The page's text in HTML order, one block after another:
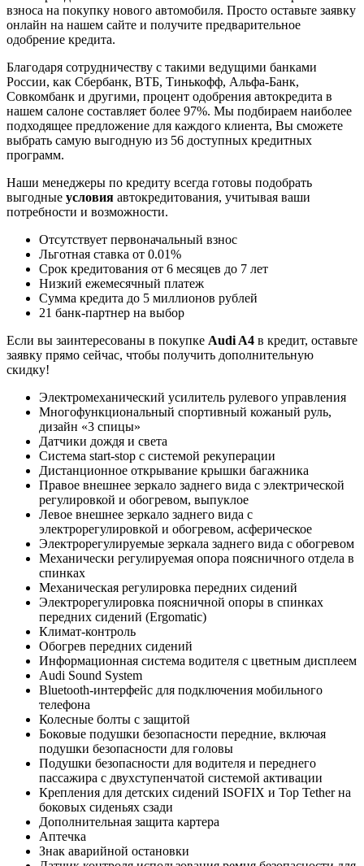
взноса на покупку нового автомобиля. Просто оставьте заявку
онлайн на нашем сайте и получите предварительное
одобрение кредита.
Благодаря сотрудничеству с такими ведущими банками
России, как Сбербанк, ВТБ, Тинькофф, Альфа-Банк,
Совкомбанк и другими, процент одобрения автокредита в
нашем салоне составляет более 97%. Мы подбираем наиболее
подходящее предложение для каждого клиента, Вы сможете
выбрать самую выгодную из 56 доступных кредитных
программ.
Наши менеджеры по кредиту всегда готовы подобрать
выгодные условия автокредитования, учитывая ваши
потребности и возможности.
Отсутствует первоначальный взнос
Льготная ставка от 0.01%
Срок кредитования от 6 месяцев до 7 лет
Низкий ежемесячный платеж
Сумма кредита до 5 миллионов рублей
21 банк-партнер на выбор
Если вы заинтересованы в покупке Audi A4 в кредит, оставьте
заявку прямо сейчас, чтобы получить дополнительную
скидку!
Электромеханический усилитель рулевого управления
Многофункциональный спортивный кожаный руль,
дизайн «3 спицы»
Датчики дождя и света
Система start-stop с системой рекуперации
Дистанционное открывание крышки багажника
Правое внешнее зеркало заднего вида с электрической
регулировкой и обогревом, выпуклое
Левое внешнее зеркало заднего вида с
электрорегулировкой и обогревом, асферическое
Электрорегулируемые зеркала заднего вида с обогревом
Механически регулируемая опора поясничного отдела в
спинках
Механическая регулировка передних сидений
Электрорегулировка поясничной опоры в спинках
передних сидений (Ergomatic)
Климат-контроль
Обогрев передних сидений
Информационная система водителя с цветным дисплеем
Audi Sound System
Bluetooth-интерфейс для подключения мобильного
телефона
Колесные болты с защитой
Боковые подушки безопасности передние, включая
подушки безопасности для головы
Подушки безопасности для водителя и переднего
пассажира с двухступенчатой системой активации
Крепления для детских сидений ISOFIX и Top Tether на
боковых сиденьях сзади
Дополнительная защита картера
Аптечка
Знак аварийной остановки